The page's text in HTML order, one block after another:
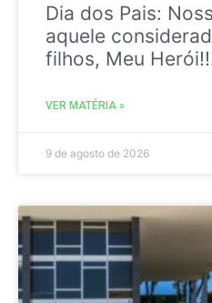
Dia dos Pais:
aquele
filhos, Meu
VER MATÉRIA »
9 de agosto de 2026